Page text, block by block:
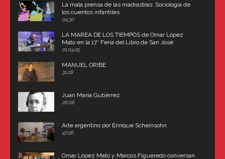
La mala prensa de las madrastras: Sociología de
los cuentos infantiles
04:30
LA MAREA DE LOS TIEMPOS de Omar López
Mato en la 17° Feria del Libro de San José
(Uruguay)
01:04:25
MANUEL ORIBE
31:28
Juan María Gutiérrez
26:08
Arte argentino por Enrique Scheinsohn
47:26
Omar López Mato y Marcos Figueredo conversan